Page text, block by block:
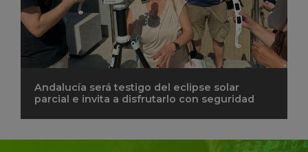
Andalucía será testigo del eclipse solar
parcial e invita a disfrutarlo con seguridad